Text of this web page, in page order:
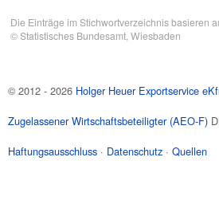
Die Einträge im Stichwortverzeichnis basieren
©Statistisches Bundesamt, Wiesbaden
© 2012 - 2026 Holger Heuer Exportservice
Zugelassener Wirtschaftsbeteiligter (AEO-F)
Haftungsausschluss · Datenschutz ·Quellen